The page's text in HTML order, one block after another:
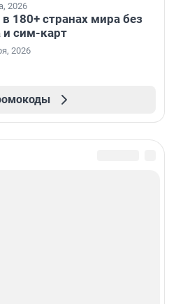
2026
180+ странах мира без
и сим-карт
2026